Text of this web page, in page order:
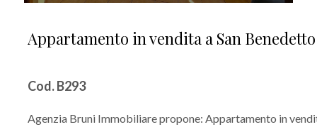
Appartamento in vendita a San
Cod. B293
Agenzia Bruni Immobiliare propone: Appartamento in